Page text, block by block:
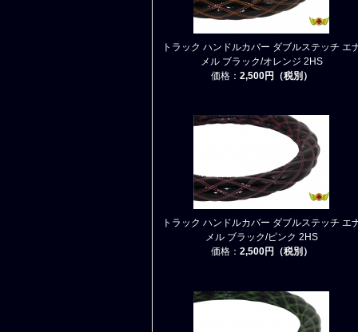
トラック ハンドルカバー ダブルステッチ エ
メル ブラック/オレンジ 2HS
価格： 2,500円（税別）
トラック ハンドルカバー ダブルステッチ エ
メル ブラック/ピンク 2HS
価格： 2,500円（税別）